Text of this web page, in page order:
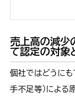
売上高の減少
て認定の対象
個社ではどうにも
手不足等）による